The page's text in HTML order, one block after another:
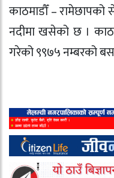
काठमाडौँ – रामेछापको
नदीमा खसेको छ ।
गरेको ९९७५ नम्बरको